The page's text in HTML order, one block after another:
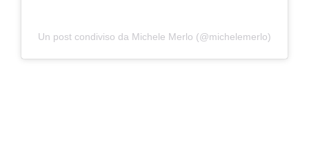
Un post condiviso da Michele Merlo (@michelemerlo)